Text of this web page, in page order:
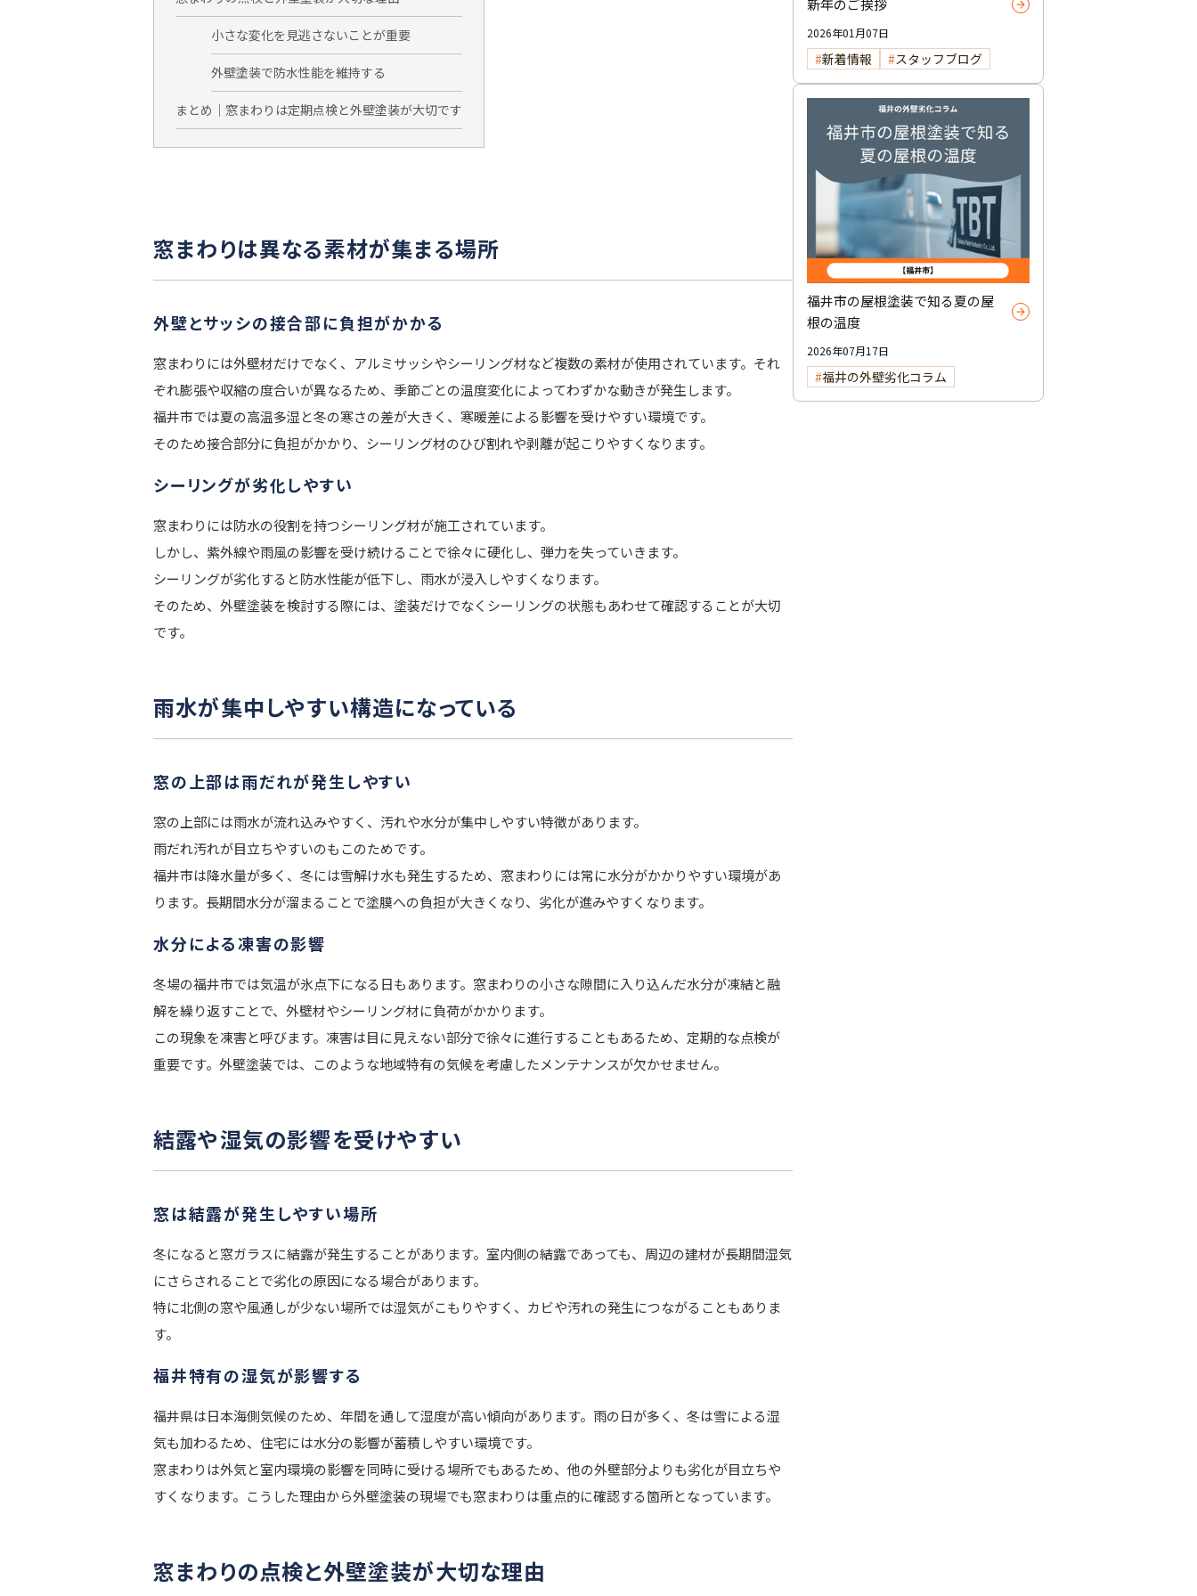
小さな変化を見逃さないことが重要
外壁塗装で防水性能を維持する
まとめ｜窓まわりは定期点検と外壁塗装が大切です
窓まわりは異なる素材が集まる場所
外壁とサッシの接合部に負担がかかる
窓まわりには外壁材だけでなく、アルミサッシやシーリング材など複数の素材が使用されています。それ
ぞれ膨張や収縮の度合いが異なるため、季節ごとの温度変化によってわずかな動きが発生します。
福井市では夏の高温多湿と冬の寒さの差が大きく、寒暖差による影響を受けやすい環境です。
そのため接合部分に負担がかかり、シーリング材のひび割れや剥離が起こりやすくなります。
シーリングが劣化しやすい
窓まわりには防水の役割を持つシーリング材が施工されています。
しかし、紫外線や雨風の影響を受け続けることで徐々に硬化し、弾力を失っていきます。
シーリングが劣化すると防水性能が低下し、雨水が浸入しやすくなります。
そのため、外壁塗装を検討する際には、塗装だけでなくシーリングの状態もあわせて確認することが大切
です。
雨水が集中しやすい構造になっている
窓の上部は雨だれが発生しやすい
窓の上部には雨水が流れ込みやすく、汚れや水分が集中しやすい特徴があります。
雨だれ汚れが目立ちやすいのもこのためです。
福井市は降水量が多く、冬には雪解け水も発生するため、窓まわりには常に水分がかかりやすい環境があ
ります。長期間水分が溜まることで塗膜への負担が大きくなり、劣化が進みやすくなります。
水分による凍害の影響
冬場の福井市では気温が氷点下になる日もあります。窓まわりの小さな隙間に入り込んだ水分が凍結と融
解を繰り返すことで、外壁材やシーリング材に負荷がかかります。
この現象を凍害と呼びます。凍害は目に見えない部分で徐々に進行することもあるため、定期的な点検が
重要です。外壁塗装では、このような地域特有の気候を考慮したメンテナンスが欠かせません。
結露や湿気の影響を受けやすい
窓は結露が発生しやすい場所
冬になると窓ガラスに結露が発生することがあります。室内側の結露であっても、周辺の建材が長期間湿気
にさらされることで劣化の原因になる場合があります。
特に北側の窓や風通しが少ない場所では湿気がこもりやすく、カビや汚れの発生につながることもありま
す。
福井特有の湿気が影響する
福井県は日本海側気候のため、年間を通して湿度が高い傾向があります。雨の日が多く、冬は雪による湿
気も加わるため、住宅には水分の影響が蓄積しやすい環境です。
窓まわりは外気と室内環境の影響を同時に受ける場所でもあるため、他の外壁部分よりも劣化が目立ちや
すくなります。こうした理由から外壁塗装の現場でも窓まわりは重点的に確認する箇所となっています。
窓まわりの点検と外壁塗装が大切な理由
新年のご挨拶
2026年01月07日
新着情報 スタッフブログ
福井市の屋根塗装で知る夏の屋
根の温度
2026年07月17日
福井の外壁劣化コラム